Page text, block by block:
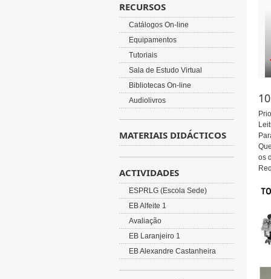
os
RECURSOS
Catálogos On-line
Equipamentos
Tutoriais
Sala de Estudo Virtual
Bibliotecas On-line
Audiolivros
MATERIAIS DIDÁCTICOS
ACTIVIDADES
ESPRLG (Escola Sede)
EB Alfeite 1
Avaliação
EB Laranjeiro 1
EB Alexandre Castanheira